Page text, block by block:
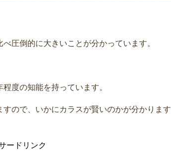
圧倒的に大きいことが分かっています。
度の知能を持っています。
ので、いかにカラスが賢いのかが分かります
ードリンク